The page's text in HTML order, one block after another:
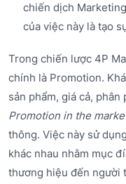
chiến dịch
của việc này là tạo
Trong chiến lược 4P
chính là Promotion.
sản phẩm, giá cả,
Promotion in the
thông. Việc này sử
khác nhau nhằm mục
thương hiệu đến người